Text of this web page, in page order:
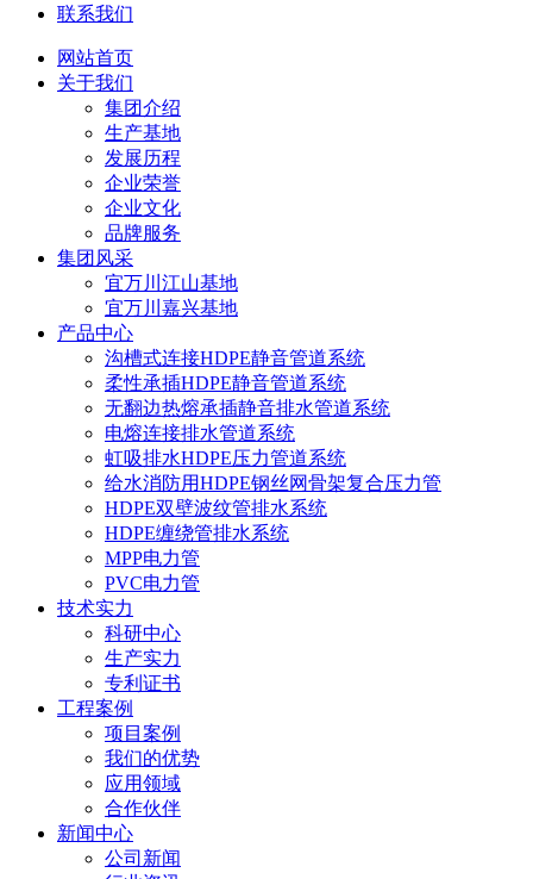
联系我们
网站首页
关于我们
集团介绍
生产基地
发展历程
企业荣誉
企业文化
品牌服务
集团风采
宜万川江山基地
宜万川嘉兴基地
产品中心
沟槽式连接HDPE静音管道系统
柔性承插HDPE静音管道系统
无翻边热熔承插静音排水管道系统
电熔连接排水管道系统
虹吸排水HDPE压力管道系统
给水消防用HDPE钢丝网骨架复合压力管
HDPE双壁波纹管排水系统
HDPE缠绕管排水系统
MPP电力管
PVC电力管
技术实力
科研中心
生产实力
专利证书
工程案例
项目案例
我们的优势
应用领域
合作伙伴
新闻中心
公司新闻